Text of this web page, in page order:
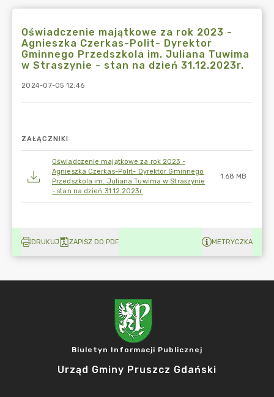
Oświadczenie majątkowe za rok 2023 -
Agnieszka Czerkas-Polit- Dyrektor
Gminnego Przedszkola im. Juliana Tuwima
w Straszynie - stan na dzień 31.12.2023r.
2024-07-05 12:46
ZAŁĄCZNIKI
Oświadczenie majątkowe za rok 2023 -
Agnieszka Czerkas-Polit- Dyrektor Gminnego
Przedszkola im. Juliana Tuwima w Straszynie
- stan na dzień 31.12.2023r.
1.68 MB
DRUKUJ ZAPISZ DO PDF METRYCZKA
Biuletyn Informacji Publicznej
Urząd Gminy Pruszcz Gdański